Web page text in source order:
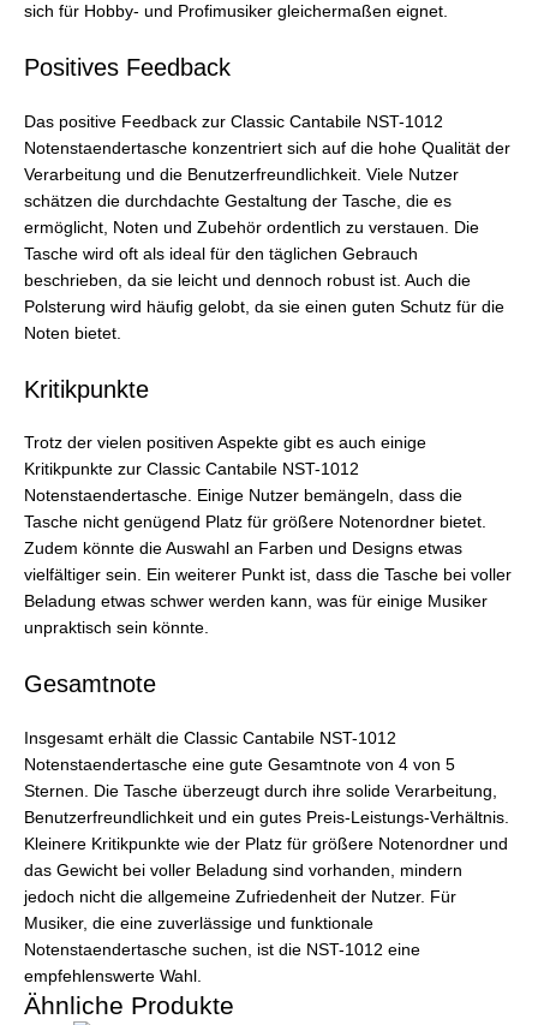
sich für Hobby- und Profimusiker gleichermaßen eignet.
Positives Feedback
Das positive Feedback zur Classic Cantabile NST-1012
Notenstaendertasche konzentriert sich auf die hohe Qualität der
Verarbeitung und die Benutzerfreundlichkeit. Viele Nutzer
schätzen die durchdachte Gestaltung der Tasche, die es
ermöglicht, Noten und Zubehör ordentlich zu verstauen. Die
Tasche wird oft als ideal für den täglichen Gebrauch
beschrieben, da sie leicht und dennoch robust ist. Auch die
Polsterung wird häufig gelobt, da sie einen guten Schutz für die
Noten bietet.
Kritikpunkte
Trotz der vielen positiven Aspekte gibt es auch einige
Kritikpunkte zur Classic Cantabile NST-1012
Notenstaendertasche. Einige Nutzer bemängeln, dass die
Tasche nicht genügend Platz für größere Notenordner bietet.
Zudem könnte die Auswahl an Farben und Designs etwas
vielfältiger sein. Ein weiterer Punkt ist, dass die Tasche bei voller
Beladung etwas schwer werden kann, was für einige Musiker
unpraktisch sein könnte.
Gesamtnote
Insgesamt erhält die Classic Cantabile NST-1012
Notenstaendertasche eine gute Gesamtnote von 4 von 5
Sternen. Die Tasche überzeugt durch ihre solide Verarbeitung,
Benutzerfreundlichkeit und ein gutes Preis-Leistungs-Verhältnis.
Kleinere Kritikpunkte wie der Platz für größere Notenordner und
das Gewicht bei voller Beladung sind vorhanden, mindern
jedoch nicht die allgemeine Zufriedenheit der Nutzer. Für
Musiker, die eine zuverlässige und funktionale
Notenstaendertasche suchen, ist die NST-1012 eine
empfehlenswerte Wahl.
Ähnliche Produkte